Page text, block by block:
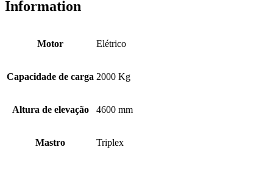
Information
Motor Elétrico
Capacidade de carga 2000 Kg
Altura de elevação 4600 mm
Mastro Triplex